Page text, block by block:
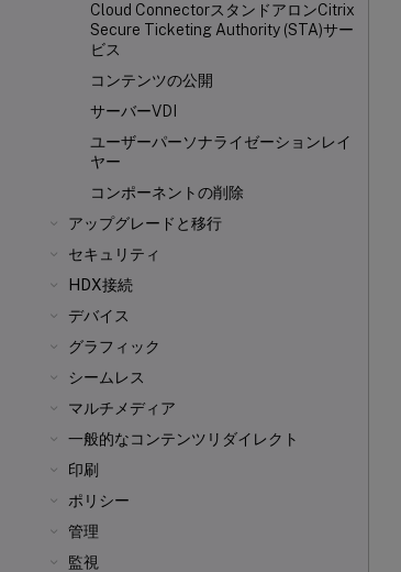
Cloud ConnectorスタンドアロンCitrix
Secure Ticketing Authority (STA)サー
ビス
コンテンツの公開
サーバーVDI
ユーザーパーソナライゼーションレイ
ヤー
コンポーネントの削除
アップグレードと移行
セキュリティ
HDX接続
デバイス
グラフィック
シームレス
マルチメディア
一般的なコンテンツリダイレクト
印刷
ポリシー
管理
監視